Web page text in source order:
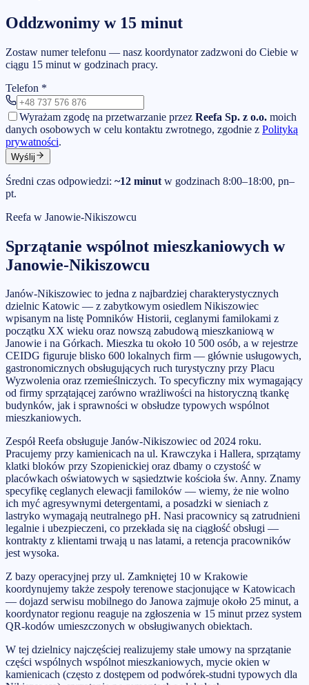
Oddzwonimy w 15 minut
Zostaw numer telefonu — nasz koordynator zadzwoni do Ciebie w
ciągu 15 minut w godzinach pracy.
Telefon *
Wyrażam zgodę na przetwarzanie przez Reefa Sp. z o.o. moich
danych osobowych w celu kontaktu zwrotnego, zgodnie z Polityką
prywatności.
Wyślij
Średni czas odpowiedzi: ~12 minut w godzinach 8:00–18:00, pn–
pt.
Reefa w Janowie-Nikiszowcu
Sprzątanie wspólnot mieszkaniowych w
Janowie-Nikiszowcu
Janów-Nikiszowiec to jedna z najbardziej charakterystycznych
dzielnic Katowic — z zabytkowym osiedlem Nikiszowiec
wpisanym na listę Pomników Historii, ceglanymi familokami z
początku XX wieku oraz nowszą zabudową mieszkaniową w
Janowie i na Górkach. Mieszka tu około 10 500 osób, a w rejestrze
CEIDG figuruje blisko 600 lokalnych firm — głównie usługowych,
gastronomicznych obsługujących ruch turystyczny przy Placu
Wyzwolenia oraz rzemieślniczych. To specyficzny mix wymagający
od firmy sprzątającej zarówno wrażliwości na historyczną tkankę
budynków, jak i sprawności w obsłudze typowych wspólnot
mieszkaniowych.
Zespół Reefa obsługuje Janów-Nikiszowiec od 2024 roku.
Pracujemy przy kamienicach na ul. Krawczyka i Hallera, sprzątamy
klatki bloków przy Szopienickiej oraz dbamy o czystość w
placówkach oświatowych w sąsiedztwie kościoła św. Anny. Znamy
specyfikę ceglanych elewacji familoków — wiemy, że nie wolno
ich myć agresywnymi detergentami, a posadzki w sieniach z
lastryko wymagają neutralnego pH. Nasi pracownicy są zatrudnieni
legalnie i ubezpieczeni, co przekłada się na ciągłość obsługi —
kontrakty z klientami trwają u nas latami, a retencja pracowników
jest wysoka.
Z bazy operacyjnej przy ul. Zamkniętej 10 w Krakowie
koordynujemy także zespoły terenowe stacjonujące w Katowicach
— dojazd serwisu mobilnego do Janowa zajmuje około 25 minut, a
koordynator regionu reaguje na zgłoszenia w 15 minut przez system
QR-kodów umieszczonych w obsługiwanych obiektach.
W tej dzielnicy najczęściej realizujemy stałe umowy na sprzątanie
części wspólnych wspólnot mieszkaniowych, mycie okien w
kamienicach (często z dostępem od podwórek-studni typowych dla